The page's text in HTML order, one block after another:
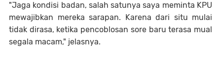
"Jaga kondisi badan, salah satunya saya meminta KPU
mewajibkan mereka sarapan. Karena dari situ mulai
tidak dirasa, ketika pencoblosan sore baru terasa mual
segala macam," jelasnya.